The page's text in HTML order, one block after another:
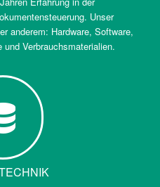
Unser
anderem: Hardware, Software,
Verbrauchsmaterialien.